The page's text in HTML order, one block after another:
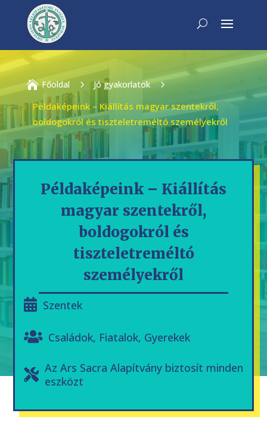
 Főoldal 5 Jó gyakorlatok 5
Példaképeink – Kiállítás magyar szentekről,
boldogokról és tiszteletreméltó személyekről
Példaképeink – Kiállítás
magyar szentekről,
boldogokról és
tiszteletreméltó
személyekről
Szentek
Családok, Fiatalok, Gyerekek
Az Ars Sacra Alapítvány biztosít minden
eszközt